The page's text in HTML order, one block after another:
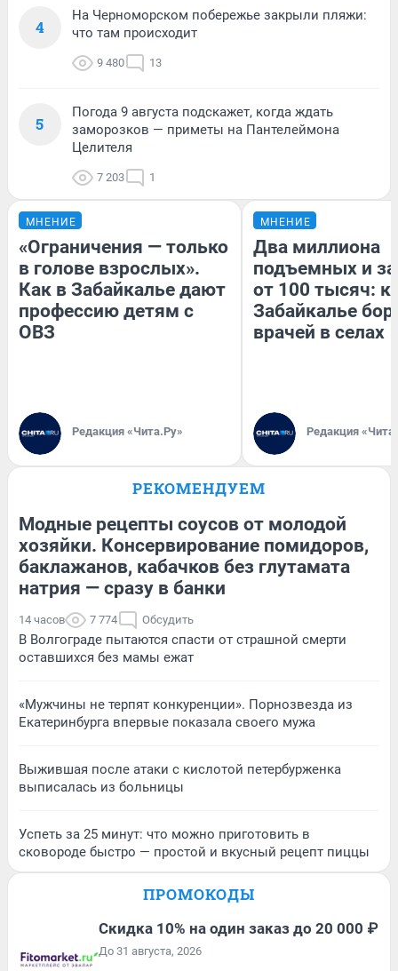
4
На Черноморском побережье закрыли пляжи:
что там происходит
9 480 13
5
Погода 9 августа подскажет, когда ждать
заморозков — приметы на Пантелеймона
Целителя
7 203 1
МНЕНИЕ
«Ограничения — только
в голове взрослых».
Как в Забайкалье дают
профессию детям с
ОВЗ
Редакция «Чита.Ру»
МНЕНИЕ
Два миллиона
подъемных и
от 100 тысяч:
Забайкалье
врачей в селах
Редакция
РЕКОМЕНДУЕМ
Модные рецепты соусов от молодой
хозяйки. Консервирование помидоров,
баклажанов, кабачков без глутамата
натрия — сразу в банки
14 часов 7 774 Обсудить
В Волгограде пытаются спасти от страшной смерти
оставшихся без мамы ежат
«Мужчины не терпят конкуренции». Порнозвезда из
Екатеринбурга впервые показала своего мужа
Выжившая после атаки с кислотой петербурженка
выписалась из больницы
Успеть за 25 минут: что можно приготовить в
сковороде быстро — простой и вкусный рецепт пиццы
ПРОМОКОДЫ
Скидка 10% на один заказ до 20 000 ₽
До 31 августа, 2026